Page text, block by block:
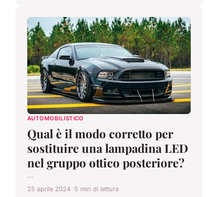
AUTOMOBILISTICO
Qual è il modo corretto per
sostituire una lampadina LED
nel gruppo ottico posteriore?
...
25 aprile 2024 5 min di lettura